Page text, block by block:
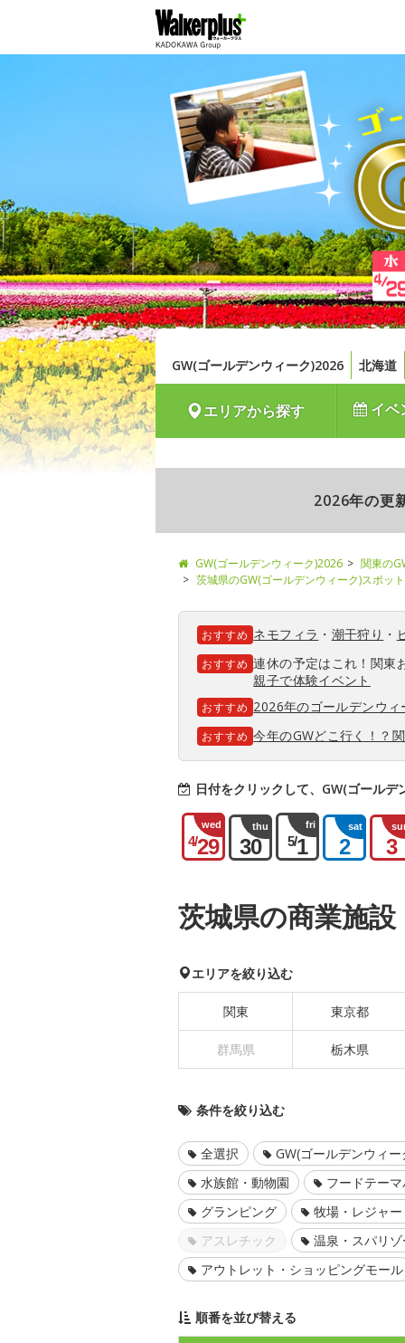
GW(ゴールデンウィーク)2026 北海道
エリアから探す イベ
2026年の更
GW(ゴールデンウィーク)2026
関東の
茨城県のGW(ゴールデンウィーク)スポット
おすすめ ネモフィラ ・ 潮干狩り ・
おすすめ 連休の予定はこれ！関東
親子で体験イベント
おすすめ 2026年のゴールデンウ
おすすめ 今年のGWどこ行く！？
日付をクリックして、GW(ゴール
wed
4/29
thu
30
fri
5/1
sat
2 3
茨城県の商業施設
エリアを絞り込む
関東 東京都
群馬県 栃木県
条件を絞り込む
全選択
GW(ゴールデンウィ
水族館・動物園
フードテー
グランピング
牧場・レジャ
アスレチック
温泉・スパリ
アウトレット・ショッピングモール
順番を並び替える